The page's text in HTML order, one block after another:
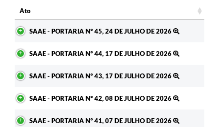
Ato
SAAE - PORTARIA Nº 45, 24 DE JULHO DE 2026
SAAE - PORTARIA Nº 44, 17 DE JULHO DE 2026
SAAE - PORTARIA Nº 43, 17 DE JULHO DE 2026
SAAE - PORTARIA Nº 42, 08 DE JULHO DE 2026
SAAE - PORTARIA Nº 41, 07 DE JULHO DE 2026